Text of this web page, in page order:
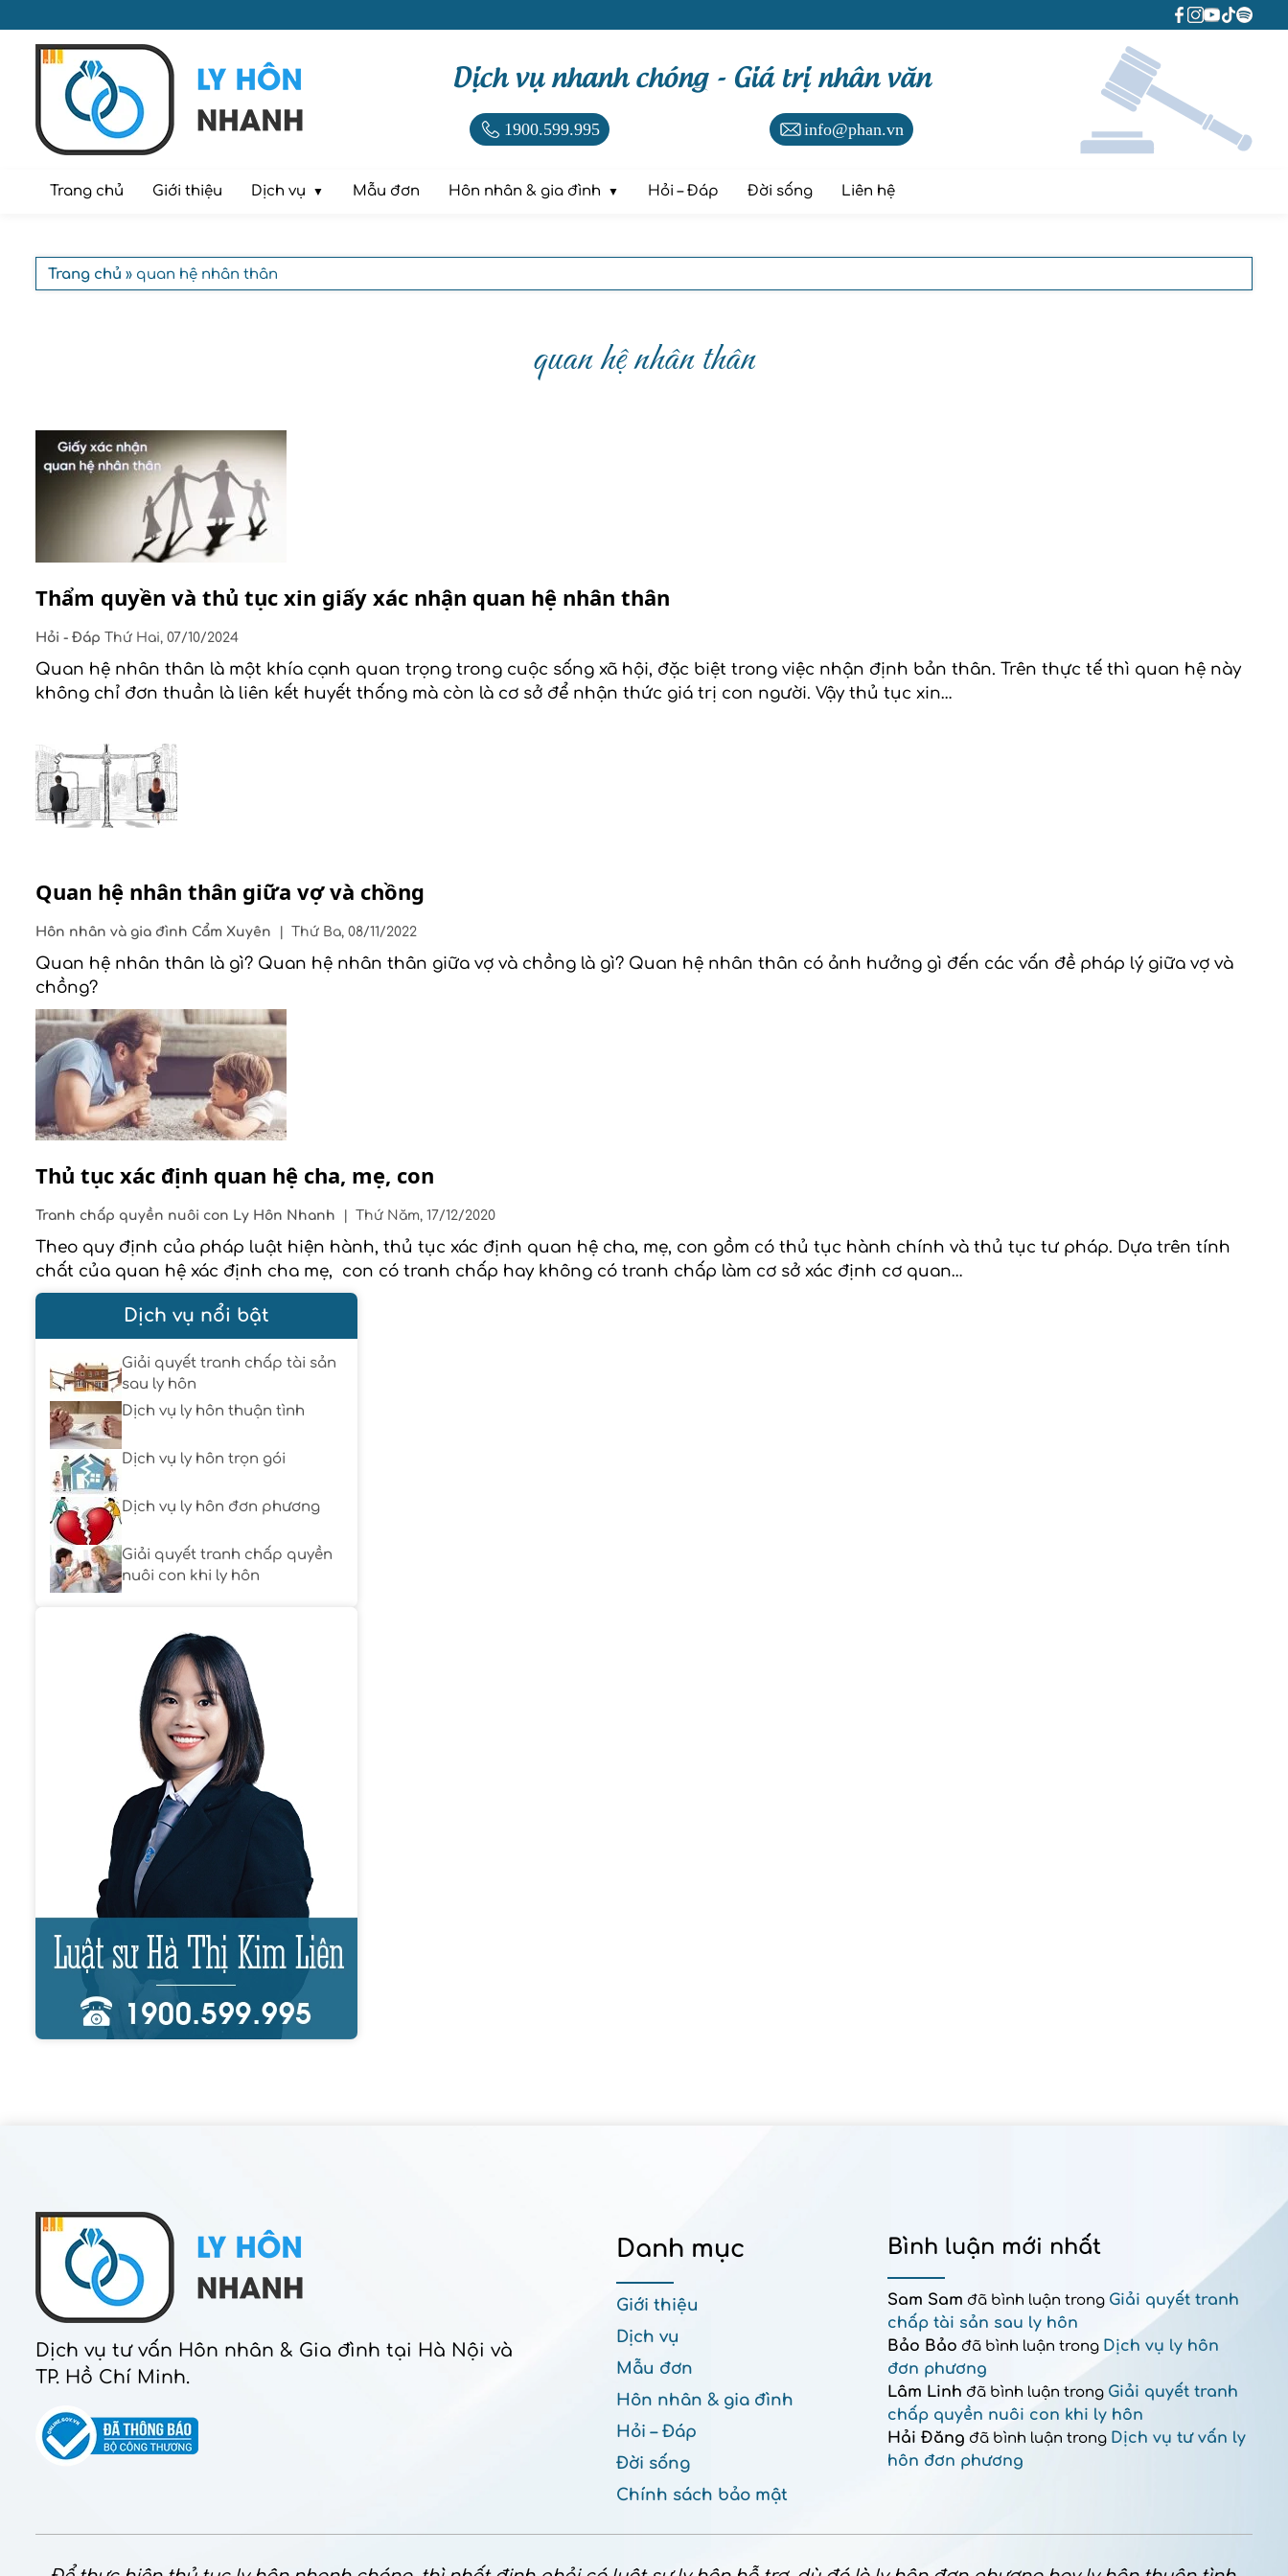
Dịch vụ nhanh chóng - Giá trị nhân văn
1900.599.995 info@phan.vn
Trang chủ Giới thiệu Dịch vụ Mẫu đơn Hôn nhân & gia đình Hỏi – Đáp Đời sống Liên hệ
Trang chủ » quan hệ nhân thân
quan hệ nhân thân
Thẩm quyền và thủ tục xin giấy xác nhận quan hệ nhân thân
Hỏi - Đáp Thứ Hai, 07/10/2024
Quan hệ nhân thân là một khía cạnh quan trọng trong cuộc sống xã hội, đặc biệt trong việc nhận định bản thân. Trên thực tế thì quan hệ này
không chỉ đơn thuần là liên kết huyết thống mà còn là cơ sở để nhận thức giá trị con người. Vậy thủ tục xin…
Quan hệ nhân thân giữa vợ và chồng
Hôn nhân và gia đình Cẩm Xuyên Thứ Ba, 08/11/2022
Quan hệ nhân thân là gì? Quan hệ nhân thân giữa vợ và chồng là gì? Quan hệ nhân thân có ảnh hưởng gì đến các vấn đề pháp lý giữa vợ và
chồng?
Thủ tục xác định quan hệ cha, mẹ, con
Tranh chấp quyền nuôi con Ly Hôn Nhanh Thứ Năm, 17/12/2020
Theo quy định của pháp luật hiện hành, thủ tục xác định quan hệ cha, mẹ, con gồm có thủ tục hành chính và thủ tục tư pháp. Dựa trên tính
chất của quan hệ xác định cha mẹ, con có tranh chấp hay không có tranh chấp làm cơ sở xác định cơ quan…
Dịch vụ nổi bật
Giải quyết tranh chấp tài sản
sau ly hôn
Dịch vụ ly hôn thuận tình
Dịch vụ ly hôn trọn gói
Dịch vụ ly hôn đơn phương
Giải quyết tranh chấp quyền
nuôi con khi ly hôn
Dịch vụ tư vấn Hôn nhân & Gia đình tại Hà Nội và
TP. Hồ Chí Minh.
Danh mục
Giới thiệu
Dịch vụ
Mẫu đơn
Hôn nhân & gia đình
Hỏi – Đáp
Đời sống
Chính sách bảo mật
Bình luận mới nhất
Sam Sam đã bình luận trong Giải quyết tranh
chấp tài sản sau ly hôn
Bảo Bảo đã bình luận trong Dịch vụ ly hôn
đơn phương
Lâm Linh đã bình luận trong Giải quyết tranh
chấp quyền nuôi con khi ly hôn
Hải Đăng đã bình luận trong Dịch vụ tư vấn ly
hôn đơn phương